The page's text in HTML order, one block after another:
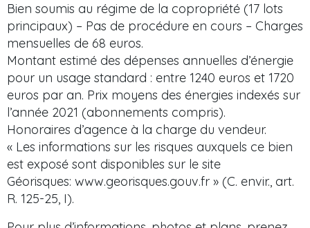
Bien soumis au régime de la copropriété (17 lots
principaux) – Pas de procédure en cours – Charges
mensuelles de 68 euros.
Montant estimé des dépenses annuelles d’énergie
pour un usage standard : entre 1240 euros et 1720
euros par an. Prix moyens des énergies indexés sur
l’année 2021 (abonnements compris).
Honoraires d’agence à la charge du vendeur.
« Les informations sur les risques auxquels ce bien
est exposé sont disponibles sur le site
Géorisques: www.georisques.gouv.fr » (C. envir., art.
R. 125-25, I).